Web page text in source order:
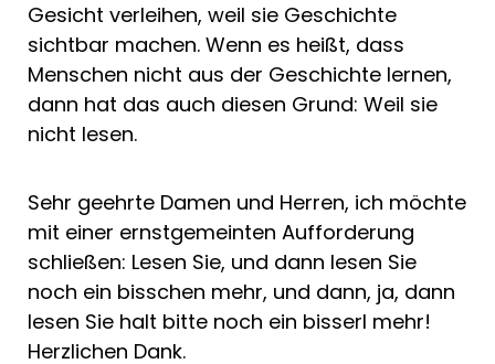
Gesicht verleihen, weil sie Geschichte
sichtbar machen. Wenn es heißt, dass
Menschen nicht aus der Geschichte lernen,
dann hat das auch diesen Grund: Weil sie
nicht lesen.
Sehr geehrte Damen und Herren, ich möchte
mit einer ernstgemeinten Aufforderung
schließen: Lesen Sie, und dann lesen Sie
noch ein bisschen mehr, und dann, ja, dann
lesen Sie halt bitte noch ein bisserl mehr!
Herzlichen Dank.